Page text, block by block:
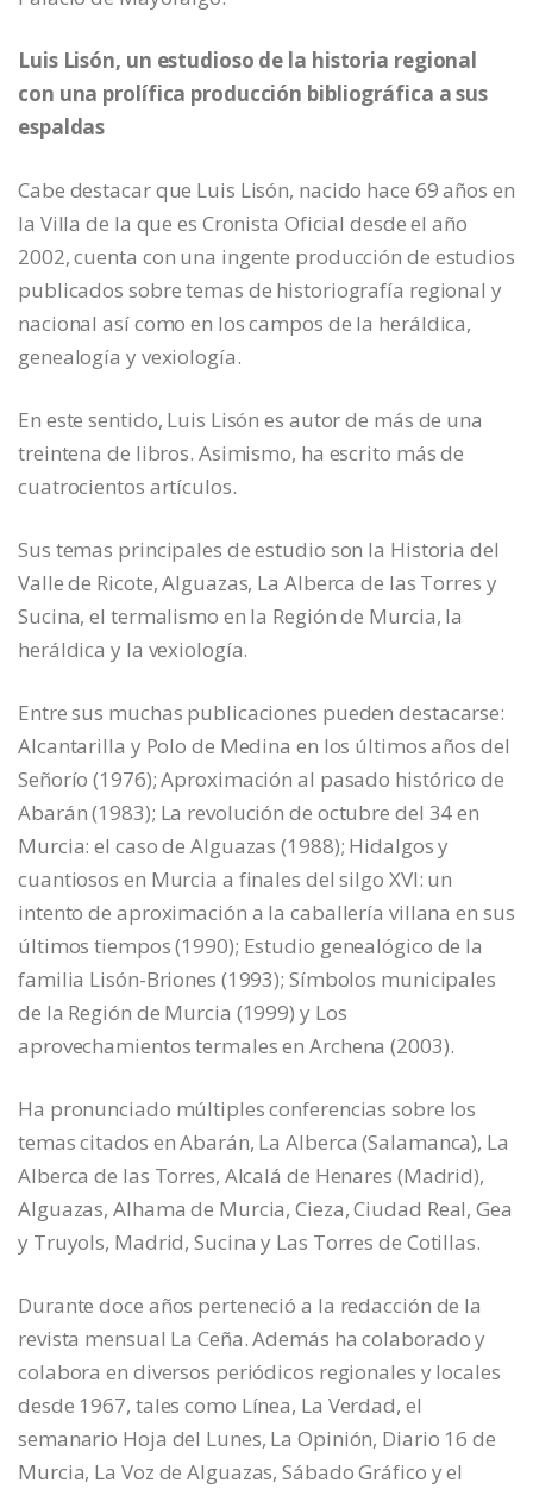
Luis Lisón, un estudioso de la historia regional
con una prolífica producción bibliográfica a sus
espaldas
Cabe destacar que Luis Lisón, nacido hace 69 años en
la Villa de la que es Cronista Oficial desde el año
2002, cuenta con una ingente producción de estudios
publicados sobre temas de historiografía regional y
nacional así como en los campos de la heráldica,
genealogía y vexiología.
En este sentido, Luis Lisón es autor de más de una
treintena de libros. Asimismo, ha escrito más de
cuatrocientos artículos.
Sus temas principales de estudio son la Historia del
Valle de Ricote, Alguazas, La Alberca de las Torres y
Sucina, el termalismo en la Región de Murcia, la
heráldica y la vexiología.
Entre sus muchas publicaciones pueden destacarse:
Alcantarilla y Polo de Medina en los últimos años del
Señorío (1976); Aproximación al pasado histórico de
Abarán (1983); La revolución de octubre del 34 en
Murcia: el caso de Alguazas (1988); Hidalgos y
cuantiosos en Murcia a finales del silgo XVI: un
intento de aproximación a la caballería villana en sus
últimos tiempos (1990); Estudio genealógico de la
familia Lisón-Briones (1993); Símbolos municipales
de la Región de Murcia (1999) y Los
aprovechamientos termales en Archena (2003).
Ha pronunciado múltiples conferencias sobre los
temas citados en Abarán, La Alberca (Salamanca), La
Alberca de las Torres, Alcalá de Henares (Madrid),
Alguazas, Alhama de Murcia, Cieza, Ciudad Real, Gea
y Truyols, Madrid, Sucina y Las Torres de Cotillas.
Durante doce años perteneció a la redacción de la
revista mensual La Ceña. Además ha colaborado y
colabora en diversos periódicos regionales y locales
desde 1967, tales como Línea, La Verdad, el
semanario Hoja del Lunes, La Opinión, Diario 16 de
Murcia, La Voz de Alguazas, Sábado Gráfico y el